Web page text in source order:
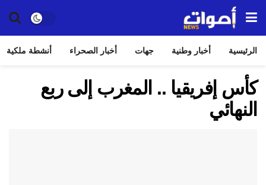
الرئيسية أخبار وطنية جهات أخبار الصحراء أنشطة ملكية
كأس إفريقيا .. المغرب إلى ربع
النهائي